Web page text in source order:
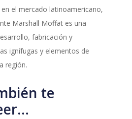
el mercado latinoamericano,
Marshall Moffat es una
fabricación y
ignífugas y elementos de
región.
te